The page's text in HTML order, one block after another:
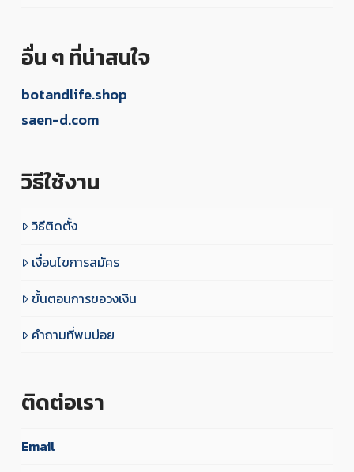
อื่น ๆ ที่น่าสนใจ
botandlife.shop
saen-d.com
วิธีใช้งาน
วิธีติดตั้ง
เงื่อนไขการสมัคร
ขั้นตอนการขอวงเงิน
คำถามที่พบบ่อย
ติดต่อเรา
Email